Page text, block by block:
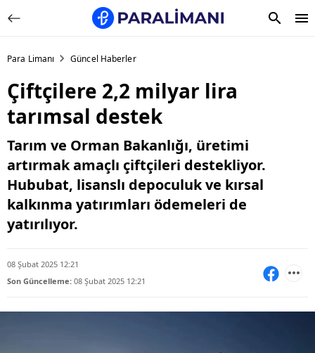
Para Limanı Güncel Haberler
Çiftçilere 2,2 milyar lira
tarımsal destek
Tarım ve Orman Bakanlığı, üretimi
artırmak amaçlı çiftçileri destekliyor.
Hububat, lisanslı depoculuk ve kırsal
kalkınma yatırımları ödemeleri de
yatırılıyor.
08 Şubat 2025 12:21
Son Güncelleme: 08 Şubat 2025 12:21